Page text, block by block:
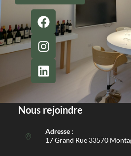
Nous rejoindre
Adresse :
17 Grand Rue 33570